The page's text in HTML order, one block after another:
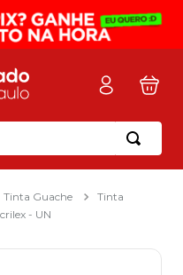
Tinta Guache
Tinta
- UN